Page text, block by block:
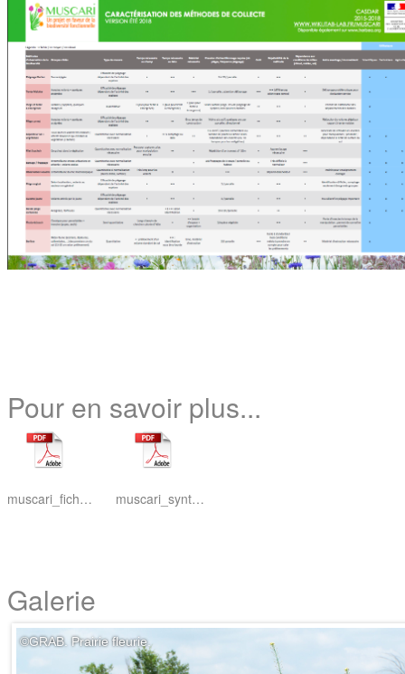
Pour en savoir plus...
muscari_fiche-w.pdf muscari_synthese_du_projet_w.pdf
Galerie
©GRAB. Prairie fleurie.